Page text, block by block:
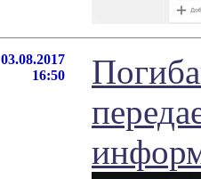
03.08.2017
16:50